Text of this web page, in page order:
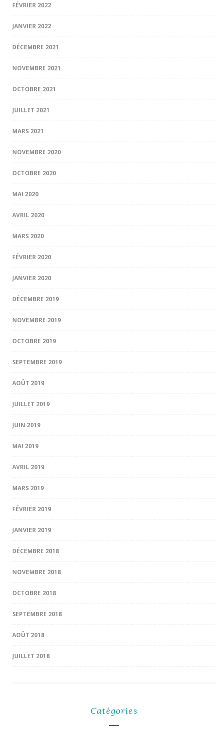
FÉVRIER 2022
JANVIER 2022
DÉCEMBRE 2021
NOVEMBRE 2021
OCTOBRE 2021
JUILLET 2021
MARS 2021
NOVEMBRE 2020
OCTOBRE 2020
MAI 2020
AVRIL 2020
MARS 2020
FÉVRIER 2020
JANVIER 2020
DÉCEMBRE 2019
NOVEMBRE 2019
OCTOBRE 2019
SEPTEMBRE 2019
AOÛT 2019
JUILLET 2019
JUIN 2019
MAI 2019
AVRIL 2019
MARS 2019
FÉVRIER 2019
JANVIER 2019
DÉCEMBRE 2018
NOVEMBRE 2018
OCTOBRE 2018
SEPTEMBRE 2018
AOÛT 2018
JUILLET 2018
Catégories